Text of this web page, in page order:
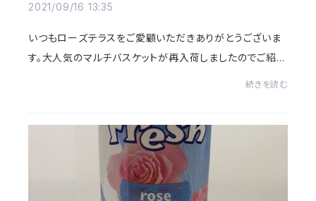
2021/09/16 13:35
いつもローズテラスをご愛顧いただきありがとうございま
す。大人気のマルチバスケットが再入荷しましたのでご紹介
続きを読む